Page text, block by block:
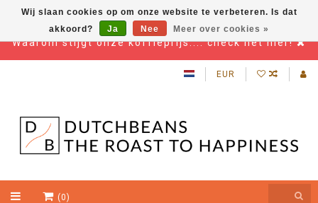
Waarom stijgt onze koffieprijs.... check het hier!
EUR
(0)
Wij slaan cookies op om onze website te verbeteren. Is dat
akkoord?
Ja Nee Meer over cookies »